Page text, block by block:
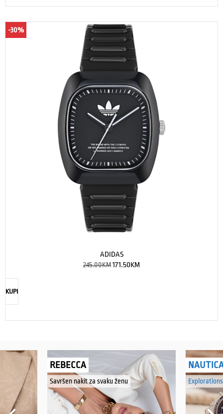
-30%
ADIDAS
245.00KM171.50KM
KUPI
REBECCA
Savršen nakit za svaku ženu